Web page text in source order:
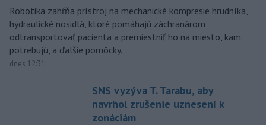
Robotika zahŕňa prístroj na mechanické kompresie hrudníka,
hydraulické nosidlá, ktoré pomáhajú záchranárom
odtransportovať pacienta a premiestniť ho na miesto, kam
potrebujú, a ďalšie pomôcky.
dnes 12:31
SNS vyzýva T. Tarabu, aby
navrhol zrušenie uznesení k
zonáciám